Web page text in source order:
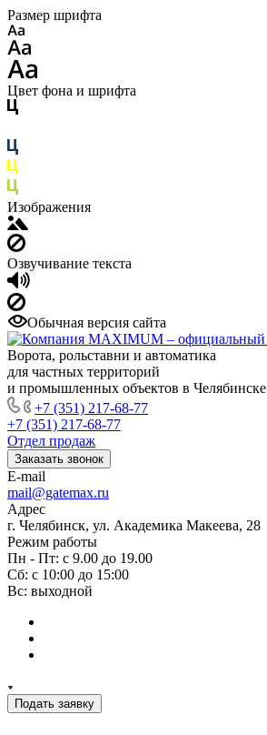
Размер шрифта
Цвет фона и шрифта
Изображения
Озвучивание текста
Обычная версия сайта
Ворота, рольставни и автоматика
для частных территорий
и промышленных объектов в Челябинске
+7 (351) 217-68-77
+7 (351) 217-68-77
Отдел продаж
Заказать звонок
E-mail
mail@gatemax.ru
Адрес
г. Челябинск, ул. Академика Макеева, 28
Режим работы
Пн - Пт: с 9.00 до 19.00
Сб: с 10:00 до 15:00
Вс: выходной
Подать заявку